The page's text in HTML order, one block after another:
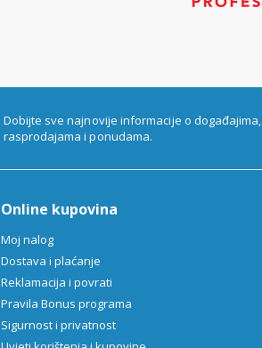
Dobijte sve najnovije informacije o događajima,
rasprodajama i ponudama.
Online kupovina
Moj nalog
Dostava i plaćanje
Reklamacija i povrati
Pravila Bonus programa
Sigurnost i privatnost